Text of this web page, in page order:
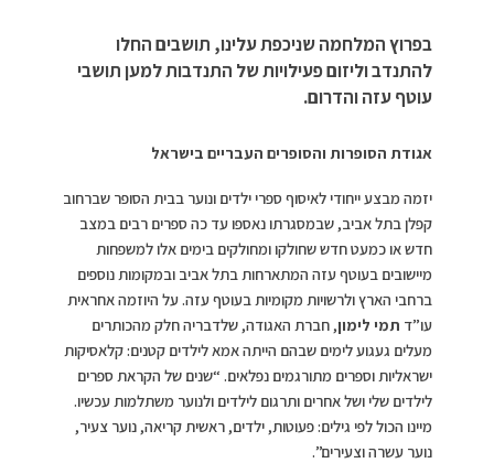
בפרוץ המלחמה שניכפת עלינו, תושבים החלו
להתנדב וליזום פעילויות של התנדבות למען תושבי
עוטף עזה והדרום.
אגודת הסופרות והסופרים העבריים בישראל
יזמה מבצע ייחודי לאיסוף ספרי ילדים ונוער בבית הסופר שברחוב
קפלן בתל אביב, שבמסגרתו נאספו עד כה ספרים רבים במצב
חדש או כמעט חדש שחולקו ומחולקים בימים אלו למשפחות
מיישובים בעוטף עזה המתארחות בתל אביב ובמקומות נוספים
ברחבי הארץ ולרשויות מקומיות בעוטף עזה. על היוזמה אחראית
עו”ד תמי לימון, חברת האגודה, שלדבריה חלק מהכותרים
מעלים געגוע לימים שבהם הייתה אמא לילדים קטנים: קלאסיקות
ישראליות וספרים מתורגמים נפלאים. “שנים של הקראת ספרים
לילדים שלי ושל אחרים ותרגום לילדים ולנוער משתלמות עכשיו.
מיינו הכול לפי גילים: פעוטות, ילדים, ראשית קריאה, נוער צעיר,
נוער עשרה וצעירים”.